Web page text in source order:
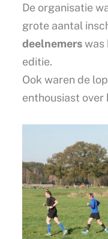
De organisatie
grote aantal
deelnemerswas
editie.
Ook waren de
enthousiast over